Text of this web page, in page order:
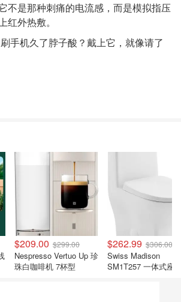
不是那种刺痛的电流感，而是模拟指压
红外热敷。
手机久了脖子酸？戴上它，就像请了
$209.00 $299.00
Nespresso Vertuo Up 珍
珠白咖啡机 7杯型
$262.99 $306.00
Swiss Madison
SM1T257 一体式座